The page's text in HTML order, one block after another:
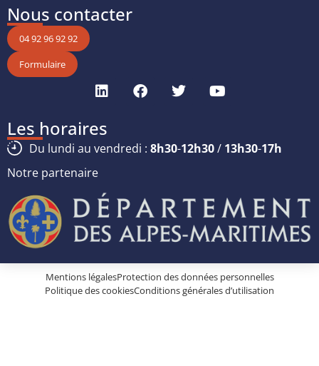
Nous contacter
04 92 96 92 92
Formulaire
Les horaires
Du lundi au vendredi :8h30-12h30/ 13h30-17h
Notre partenaire
Mentions légalesProtection des données personnelles
Politique des cookiesConditions générales d’utilisation